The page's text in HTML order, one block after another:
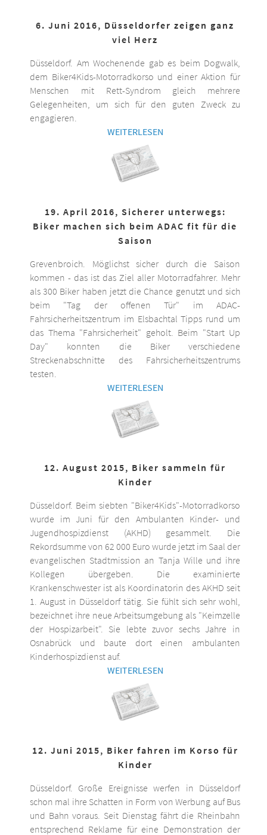
6. Juni 2016, Düsseldorfer zeigen ganz
viel Herz
Düsseldorf. Am Wochenende gab es beim Dogwalk,
dem Biker4Kids-Motorradkorso und einer Aktion für
Menschen mit Rett-Syndrom gleich mehrere
Gelegenheiten, um sich für den guten Zweck zu
engagieren.
WEITERLESEN
19. April 2016, Sicherer unterwegs:
Biker machen sich beim ADAC fit für die
Saison
Grevenbroich. Möglichst sicher durch die Saison
kommen - das ist das Ziel aller Motorradfahrer. Mehr
als 300 Biker haben jetzt die Chance genutzt und sich
beim "Tag der offenen Tür" im ADAC-
Fahrsicherheitszentrum im Elsbachtal Tipps rund um
das Thema "Fahrsicherheit" geholt. Beim "Start Up
Day" konnten die Biker verschiedene
Streckenabschnitte des Fahrsicherheitszentrums
testen.
WEITERLESEN
12. August 2015, Biker sammeln für
Kinder
Düsseldorf. Beim siebten "Biker4Kids"-Motorradkorso
wurde im Juni für den Ambulanten Kinder- und
Jugendhospizdienst (AKHD) gesammelt. Die
Rekordsumme von 62 000 Euro wurde jetzt im Saal der
evangelischen Stadtmission an Tanja Wille und ihre
Kollegen übergeben. Die examinierte
Krankenschwester ist als Koordinatorin des AKHD seit
1. August in Düsseldorf tätig. Sie fühlt sich sehr wohl,
bezeichnet ihre neue Arbeitsumgebung als "Keimzelle
der Hospizarbeit". Sie lebte zuvor sechs Jahre in
Osnabrück und baute dort einen ambulanten
Kinderhospizdienst auf.
WEITERLESEN
12. Juni 2015, Biker fahren im Korso für
Kinder
Düsseldorf. Große Ereignisse werfen in Düsseldorf
schon mal ihre Schatten in Form von Werbung auf Bus
und Bahn voraus. Seit Dienstag fährt die Rheinbahn
entsprechend Reklame für eine Demonstration der